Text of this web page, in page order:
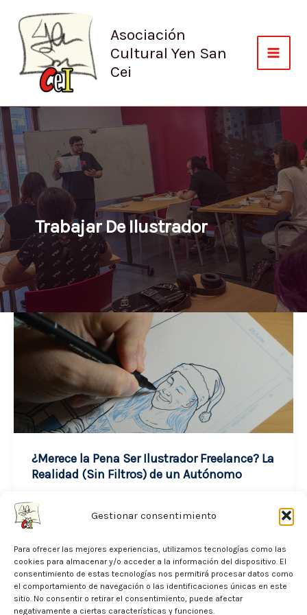
Gestionar consentimiento
Para ofrecer las mejores experiencias, utilizamos tecnologías como las
cookies para almacenar y/o acceder a la información del dispositivo. El
consentimiento de estas tecnologías nos permitirá procesar datos como
el comportamiento de navegación o las identificaciones únicas en este
sitio. No consentir o retirar el consentimiento, puede afectar
negativamente a ciertas características y funciones.
contenido
Asociación
Cultural Yen San
Cei
Trabajar De Ilustrador
¿Merece la Pena Ser Ilustrador Freelance? La
Realidad (Sin Filtros) de un Autónomo
noviembre 24, 2025
Cuando alguien me pregunta si merece la
pena ser ilustrador freelance, mi respuesta
siempre es la misma: sí, pero solo […]
¿Merece
Leer entrada »